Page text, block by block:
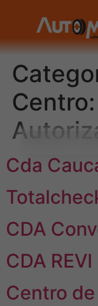
Centro:
Cda
CDA
CDA
Centro